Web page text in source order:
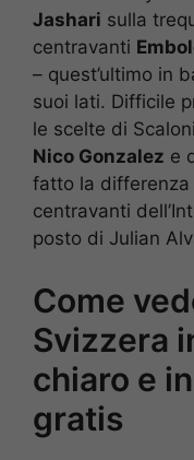
Jashari sulla
centravanti
– quest’ultimo in
suoi lati. Difficile
le scelte di
Nico Gonzalez e
fatto la differenza
centravanti
posto di Julian
Come
Svizzera
chiaro e
gratis